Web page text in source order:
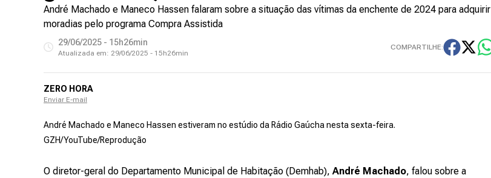
André Machado e Maneco Hassen falaram sobre a situação das vítimas da enchente de 2024 para adquirir
moradias pelo programa Compra Assistida
29/06/2025 - 15h26min
Atualizada em: 29/06/2025 - 15h26min
COMPARTILHE:
ZERO HORA
Enviar E-mail
André Machado e Maneco Hassen estiveram no estúdio da Rádio Gaúcha nesta sexta-feira.
GZH/YouTube/Reprodução
O diretor-geral do Departamento Municipal de Habitação (Demhab), André Machado, falou sobre a